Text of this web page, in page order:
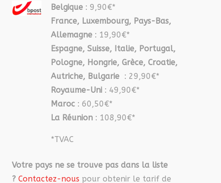
Belgique : 9,90€*
France, Luxembourg, Pays-Bas,
Allemagne : 19,90€*
Espagne, Suisse, Italie, Portugal,
Pologne, Hongrie, Grèce, Croatie,
Autriche, Bulgarie : 29,90€*
Royaume-Uni : 49,90€*
Maroc : 60,50€*
La Réunion : 108,90€*
*TVAC
Votre pays ne se trouve pas dans la liste
? Contactez-nous pour obtenir le tarif de